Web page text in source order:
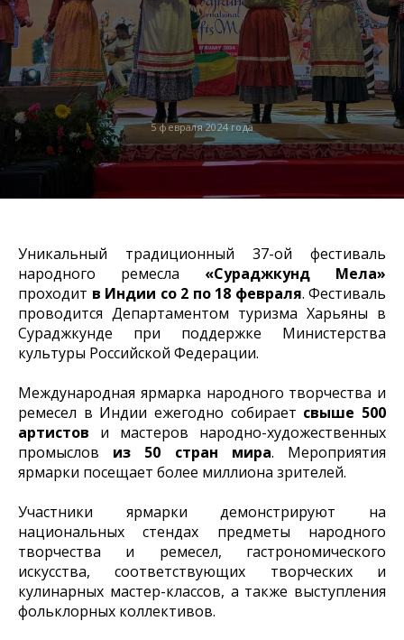
5 февраля 2024 года
Уникальный традиционный 37-ой фестиваль
народного ремесла «Сураджкунд Мела»
проходит в Индии со 2 по 18 февраля. Фестиваль
проводится Департаментом туризма Харьяны в
Сураджкунде при поддержке Министерства
культуры Российской Федерации.
Международная ярмарка народного творчества и
ремесел в Индии ежегодно собирает свыше 500
артистов и мастеров народно-художественных
промыслов из 50 стран мира. Мероприятия
ярмарки посещает более миллиона зрителей.
Участники ярмарки демонстрируют на
национальных стендах предметы народного
творчества и ремесел, гастрономического
искусства, соответствующих творческих и
кулинарных мастер-классов, а также выступления
фольклорных коллективов.